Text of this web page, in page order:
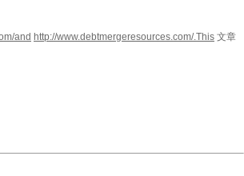
and http://www.debtmergeresources.com/.This 文章